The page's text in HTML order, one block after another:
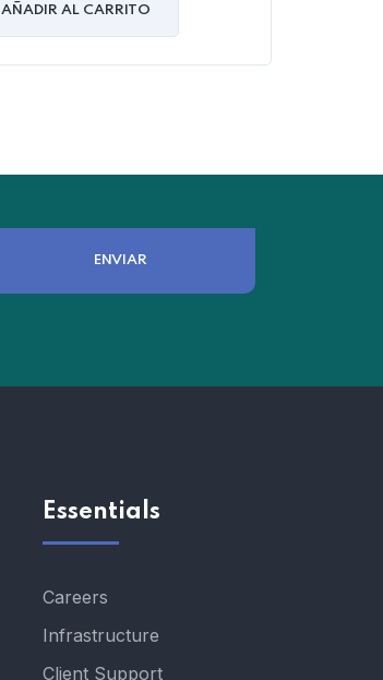
of
AÑADIR AL CARRITO
Essentials
Careers
Infrastructure
Client Support